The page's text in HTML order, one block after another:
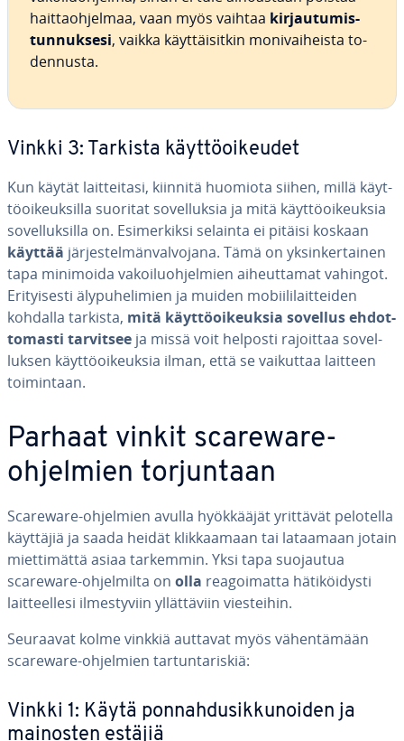
hait­taoh­jel­maa, vaan myös vaihtaa kir­jau­tu­mis­
tun­nuk­se­si, vaikka käyt­täi­sit­kin mo­ni­vai­heis­ta to­
den­nus­ta.
Vinkki 3: Tarkista käyt­tö­oi­keu­det
Kun käytät lait­tei­ta­si, kiinnitä huomiota siihen, millä käyt­
tö­oi­keuk­sil­la suoritat so­vel­luk­sia ja mitä käyt­tö­oi­keuk­sia
so­vel­luk­sil­la on. Esi­mer­kik­si selainta ei pitäisi koskaan
käyttää jär­jes­tel­män­val­vo­ja­na. Tämä on yk­sin­ker­tai­nen
tapa minimoida va­koi­luoh­jel­mien ai­heut­ta­mat vahingot.
Eri­tyi­ses­ti äly­pu­he­li­mien ja muiden mo­bii­li­lait­tei­den
kohdalla tarkista, mitä käyt­tö­oi­keuk­sia sovellus eh­dot­
to­mas­ti tarvitsee ja missä voit helposti rajoittaa so­vel­
luk­sen käyt­tö­oi­keuk­sia ilman, että se vaikuttaa laitteen
toi­min­taan.
Parhaat vinkit scareware-
ohjelmien tor­jun­taan
Scareware-ohjelmien avulla hyök­kää­jät yrittävät pelotella
käyttäjiä ja saada heidät klik­kaa­maan tai lataamaan jotain
miet­ti­mät­tä asiaa tarkemmin. Yksi tapa suojautua
scareware-oh­jel­mil­ta on olla rea­goi­mat­ta hä­ti­köi­dys­ti
lait­teel­le­si il­mes­ty­viin yl­lät­tä­viin vies­tei­hin.
Seuraavat kolme vinkkiä auttavat myös vä­hen­tä­mään
scareware-ohjelmien tar­tun­ta­ris­kiä:
Vinkki 1: Käytä pon­nah­dusik­ku­noi­den ja
mainosten estäjiä